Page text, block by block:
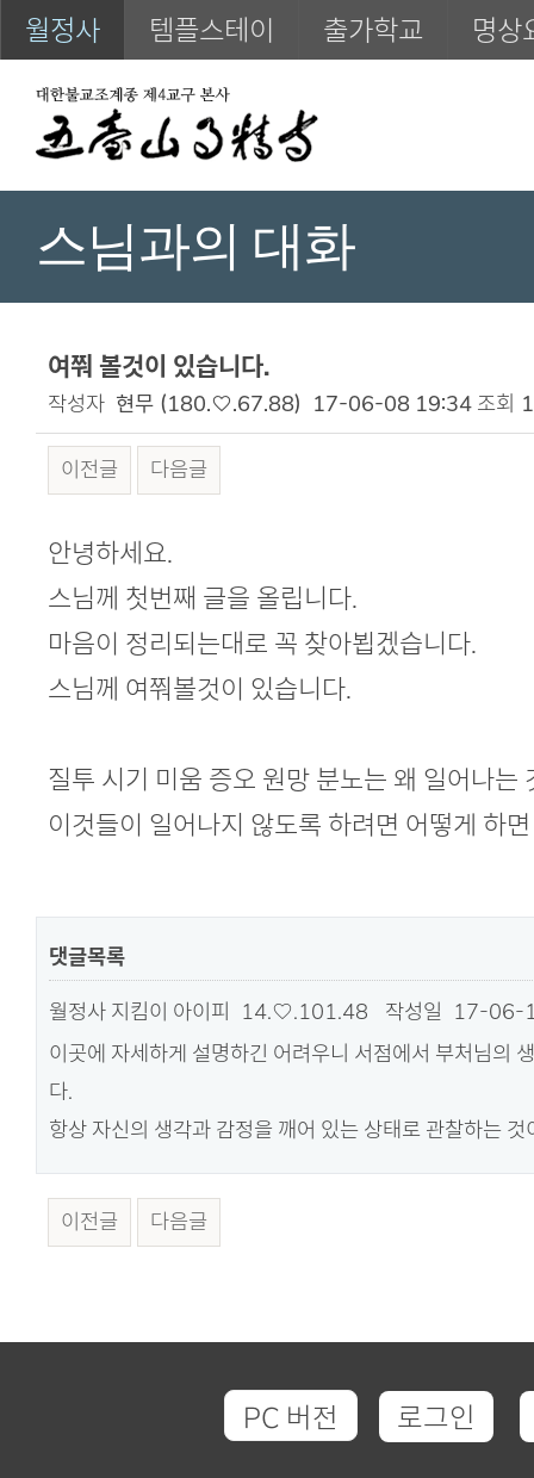
월정사 템플스테이 출가학교 명상
스님과의 대화
여쭤 볼것이 있습니다.
작성자 현무 (180.♡.67.88) 17-06-08 19:34 조회
이전글 다음글
본문
안녕하세요.
스님께 첫번째 글을 올립니다.
마음이 정리되는대로 꼭 찾아뵙겠습니다.
스님께 여쭤볼것이 있습니다.
질투 시기 미움 증오 원망 분노는 왜 일어나는
이것들이 일어나지 않도록 하려면 어떻게 하
댓글목록
월정사 지킴이 아이피 14.♡.101.48 작성일 17-06-
이곳에 자세하게 설명하긴 어려우니 서점에서 부처님의
다.
항상 자신의 생각과 감정을 깨어 있는 상태로 관찰하는
이전글 다음글
PC 버전 로그인